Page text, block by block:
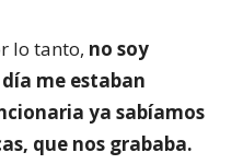
lo tanto, no soy
me estaban
ya sabíamos
que nos grababa.